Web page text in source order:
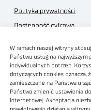
W ramach naszej witryny
Państwu usług na
indywidualnych potrzeb.
dotyczących cookies oznacza,
zamieszczane na Państwa
Państwo zmienić ustawienia
internetowej. Akceptacja
Polityka prywatności
Dostępność cyfrowa
Regulamin sklepu
Obrazy stockowe